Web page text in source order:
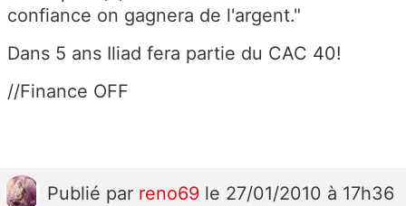
confiance on gagnera de l'argent."
Dans 5 ans Iliad fera partie du CAC 40!
//Finance OFF
Publié par reno69 le 27/01/2010 à 17h36